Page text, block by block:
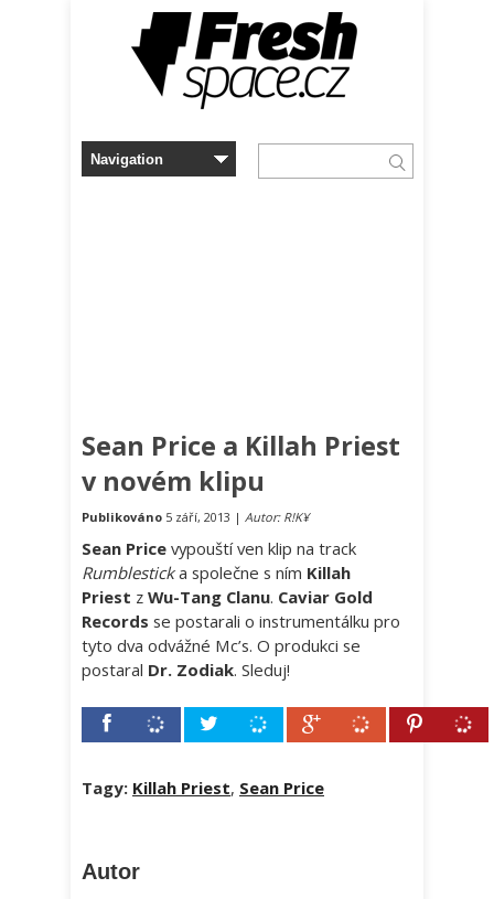
Sean Price a Killah Priest
v novém klipu
Publikováno 5 září, 2013 | Autor: R!K¥
Sean Price vypouští ven klip na track
Rumblesticka společne s ním Killah
Priest z Wu-Tang Clanu. Caviar Gold
Records se postarali o instrumentálku pro
tyto dva odvážné Mc’s. O produkci se
postaral Dr. Zodiak. Sleduj!
Tagy: Killah Priest, Sean Price
Autor